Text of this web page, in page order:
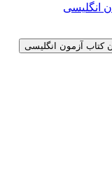
انگلیسی
کتاب آزمون انگلیسی